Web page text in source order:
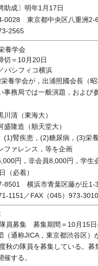
助成〕明年1月17日
0028 東京都中央区八重洲
2565
養学会
＝10月20日
パシフィコ横浜
養学会が，出浦照國会長（
事務局では一般演題，および
川清（東海大）
盛隆造（順天堂大）
(1)腎疾患，(2)糖尿病，(3)
ファレンス，等を企画
円，非会員8,000円，学生
（必着）
8501 横浜市青葉区藤が丘
1151／FAX（045）973-3010
員募集 募集期間＝10月15日
通称JICA，東京都渋谷区）
秋の隊員を募集している。
する。